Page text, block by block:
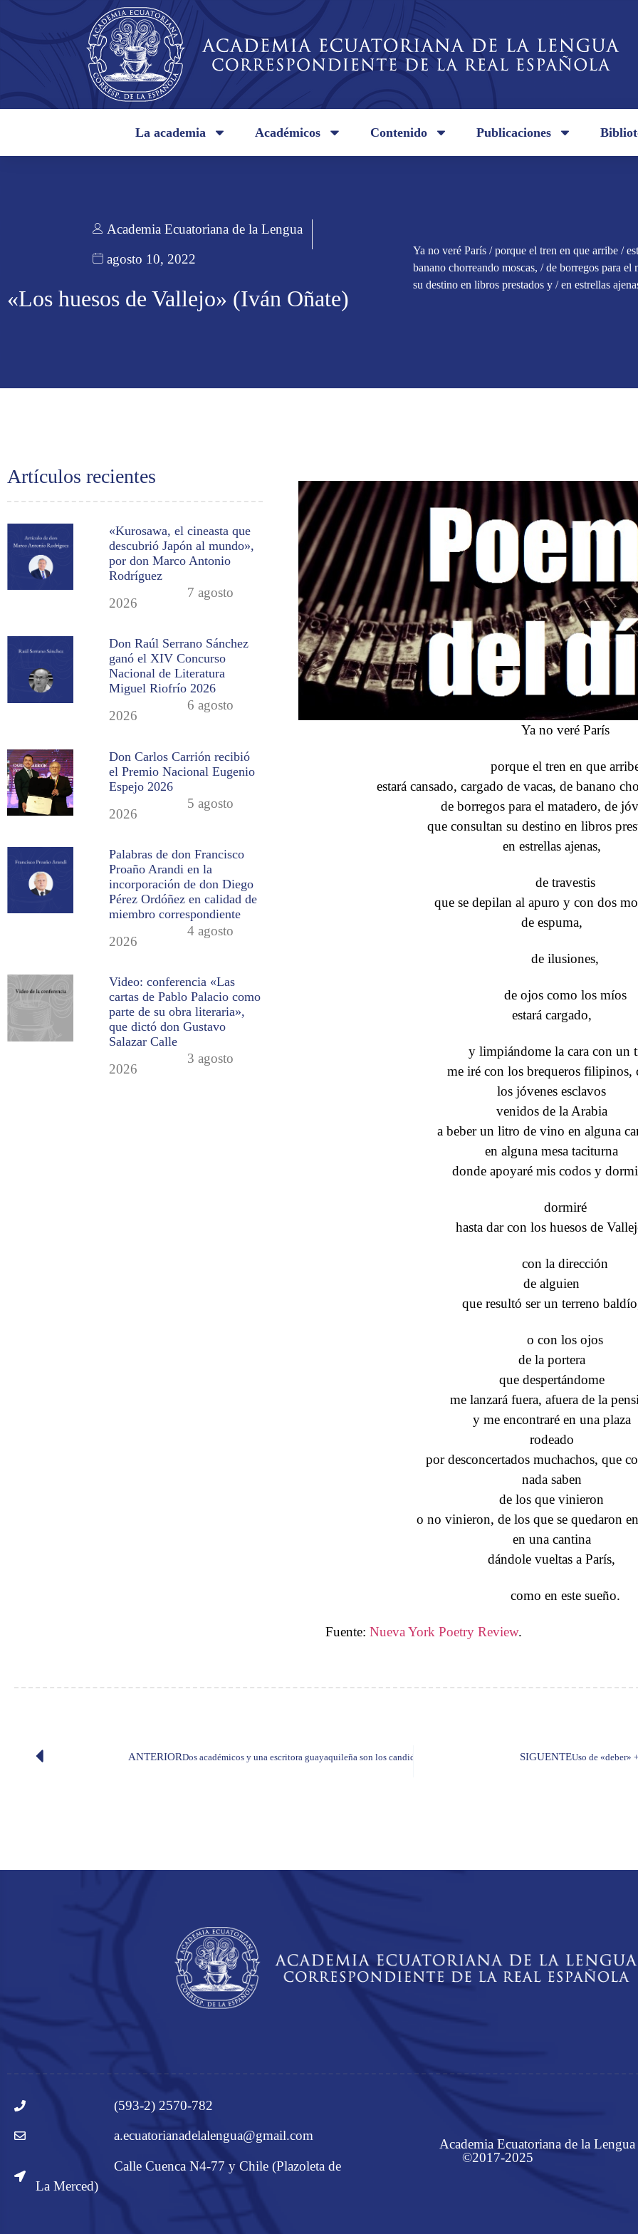
La academia Académicos Contenido Publicaciones
Academia Ecuatoriana de la Lengua
agosto 10, 2022
«Los huesos de Vallejo» (Iván Oñate)
Ya no veré París / porque el tren en que arribe /
banano chorreando moscas, / de borregos para el
su destino en libros prestados y / en estrellas
Artículos recientes
«Kurosawa, el cineasta que
descubrió Japón al mundo»,
por don Marco Antonio
Rodríguez
7 agosto
2026
Don Raúl Serrano Sánchez
ganó el XIV Concurso
Nacional de Literatura
Miguel Riofrío 2026
6 agosto
2026
Don Carlos Carrión recibió
el Premio Nacional Eugenio
Espejo 2026
5 agosto
2026
Palabras de don Francisco
Proaño Arandi en la
incorporación de don Diego
Pérez Ordóñez en calidad de
miembro correspondiente
4 agosto
2026
Video: conferencia «Las
cartas de Pablo Palacio como
parte de su obra literaria»,
que dictó don Gustavo
Salazar Calle
3 agosto
2026
Ya no veré París
porque el tren en que
estará cansado, cargado de vacas, de banano
de borregos para el matadero, de
que consultan su destino en libros
en estrellas ajenas,
de travestis
que se depilan al apuro y con dos
de espuma,
de ilusiones,
de ojos como los míos
estará cargado,
y limpiándome la cara con un
me iré con los brequeros filipinos,
los jóvenes esclavos
venidos de la Arabia
a beber un litro de vino en alguna
en alguna mesa taciturna
donde apoyaré mis codos y
dormiré
hasta dar con los huesos de
con la dirección
de alguien
que resultó ser un terreno
o con los ojos
de la portera
que despertándome
me lanzará fuera, afuera de la
y me encontraré en una plaza
rodeado
por desconcertados muchachos, que
nada saben
de los que vinieron
o no vinieron, de los que se quedaron
en una cantina
dándole vueltas a París,
como en este sueño.
Fuente:Nueva York Poetry Review.
ANTERIORDos académicos y una escritora guayaquileña son los candidatos ecuatorianos a los premios RAE 2022
SIGUENTEUso de
(593-2) 2570-782
a.ecuatorianadelalengua@gmail.com
Calle Cuenca N4-77 y Chile (Plazoleta de
La Merced)
Academia Ecuatoriana de la Lengua
©2017-2025